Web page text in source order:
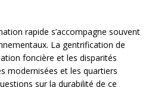
rapide s’accompagne souvent
La gentrification de
foncière et les disparités
modernisées et les quartiers
sur la durabilité de ce